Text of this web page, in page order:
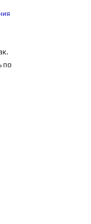
по